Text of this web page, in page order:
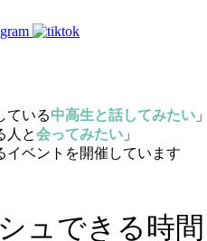
ている中高生と話してみたい 」
人と会ってみたい 」
イベントを開催しています
ュできる時